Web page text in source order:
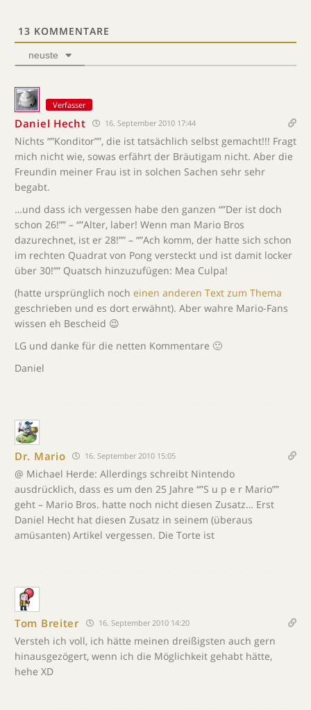
13 KOMMENTARE
neuste
Verfasser
Daniel Hecht 16. September 2010 17:44
Nichts “”Konditor””, die ist tatsächlich selbst gemacht!!! Fragt
mich nicht wie, sowas erfährt der Bräutigam nicht. Aber die
Freundin meiner Frau ist in solchen Sachen sehr sehr
begabt.
…und dass ich vergessen habe den ganzen “”Der ist doch
schon 26!”” – “”Alter, laber! Wenn man Mario Bros
dazurechnet, ist er 28!”” – “”Ach komm, der hatte sich schon
im rechten Quadrat von Pong versteckt und ist damit locker
über 30!”” Quatsch hinzuzufügen: Mea Culpa!
(hatte ursprünglich noch einen anderen Text zum Thema
geschrieben und es dort erwähnt). Aber wahre Mario-Fans
wissen eh Bescheid 😉
LG und danke für die netten Kommentare 🙂
Daniel
Dr. Mario 16. September 2010 15:05
@ Michael Herde: Allerdings schreibt Nintendo
ausdrücklich, dass es um den 25 Jahre “”S u p e r Mario””
geht – Mario Bros. hatte noch nicht diesen Zusatz… Erst
Daniel Hecht hat diesen Zusatz in seinem (überaus
amüsanten) Artikel vergessen. Die Torte ist
Tom Breiter 16. September 2010 14:20
Versteh ich voll, ich hätte meinen dreißigsten auch gern
hinausgezögert, wenn ich die Möglichkeit gehabt hätte,
hehe XD